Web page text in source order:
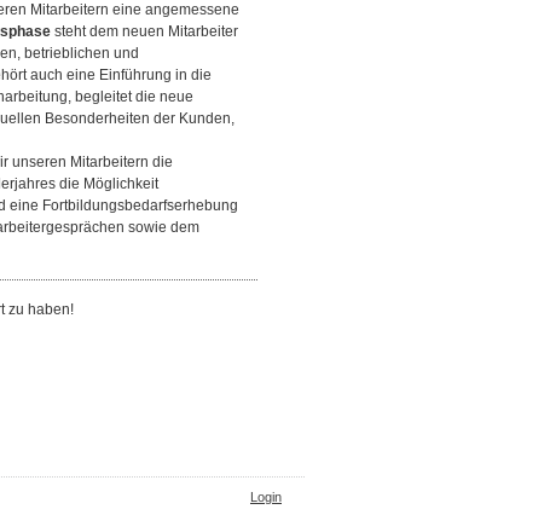
Mitarbeitern eine angemessene
steht dem neuen Mitarbeiter
betrieblichen und
auch eine Einführung in die
begleitet die neue
Besonderheiten der Kunden,
unseren Mitarbeitern die
die Möglichkeit
eine Fortbildungsbedarfserhebung
sowie dem
zu haben!
Login